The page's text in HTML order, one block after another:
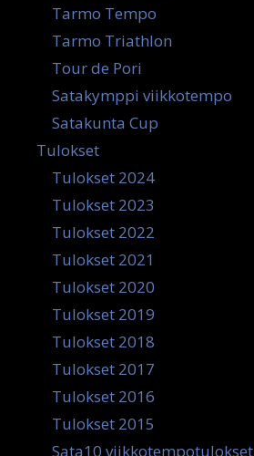
Tarmo Tempo
Tarmo Triathlon
Tour de Pori
Satakymppi viikkotempo
Satakunta Cup
Tulokset
Tulokset 2024
Tulokset 2023
Tulokset 2022
Tulokset 2021
Tulokset 2020
Tulokset 2019
Tulokset 2018
Tulokset 2017
Tulokset 2016
Tulokset 2015
Sata10 viikkotempotulokset